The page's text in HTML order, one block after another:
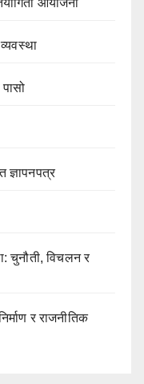
ज्ञापनपत्र
चुनौती, विचलन र
र राजनीतिक